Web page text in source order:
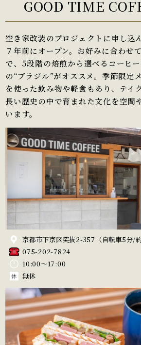
GOOD TIME
空き家改装のプロジェクトに申し込
７年前にオープン。お好みに合わせ
で、5段階の焙煎から選べるコーヒ
の“ブラジル”がオススメ。季節限定
を使った飲み物や軽食もあり、テイ
長い歴史の中で育まれた文化を空間
います。
京都市下京区突抜2-357 （自転車5分/
075-202-7824
10:00～17:00
無休